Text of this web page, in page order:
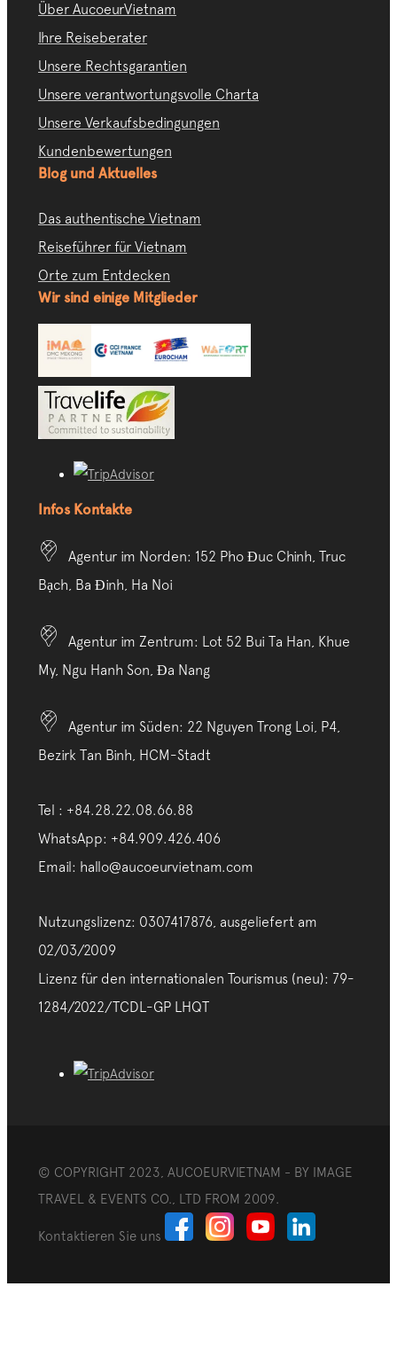
Über AucoeurVietnam
Ihre Reiseberater
Unsere Rechtsgarantien
Unsere verantwortungsvolle Charta
Unsere Verkaufsbedingungen
Kundenbewertungen
Blog und Aktuelles
Das authentische Vietnam
Reiseführer für Vietnam
Orte zum Entdecken
Wir sind einige Mitglieder
Infos Kontakte
Agentur im Norden: 152 Pho Đuc Chinh, Truc
Bạch, Ba Đinh, Ha Noi
Agentur im Zentrum: Lot 52 Bui Ta Han, Khue
My, Ngu Hanh Son, Đa Nang
Agentur im Süden: 22 Nguyen Trong Loi, P4,
Bezirk Tan Binh, HCM-Stadt
Tel : +84.28.22.08.66.88
WhatsApp: +84.909.426.406
Email: hallo@aucoeurvietnam.com
Nutzungslizenz: 0307417876, ausgeliefert am
02/03/2009
Lizenz für den internationalen Tourismus (neu): 79-
1284/2022/TCDL-GP LHQT
© COPYRIGHT 2023, AUCOEURVIETNAM - BY IMAGE
TRAVEL & EVENTS CO., LTD FROM 2009.
Kontaktieren Sie uns